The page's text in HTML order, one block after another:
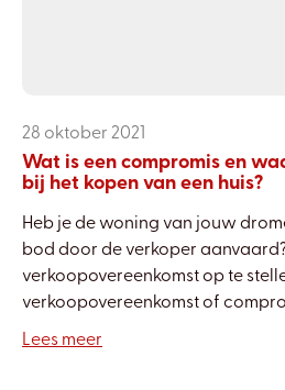
28 oktober 2021
Wat is een compromis en
bij het kopen van een huis?
Heb je de woning van jouw
bod door de verkoper
verkoopovereenkomst op te
verkoopovereenkomst of
Lees meer